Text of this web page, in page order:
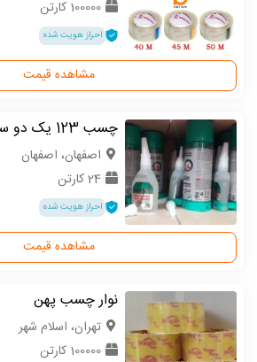
100000 کارتن
احراز هویت شده
مشاهده قیمت
چسب 123 یک دو سه
اصفهان، اصفهان
24 کارتن
احراز هویت شده
مشاهده قیمت
نوار چسب پهن
تهران، اسلام شهر
100000 کارتن